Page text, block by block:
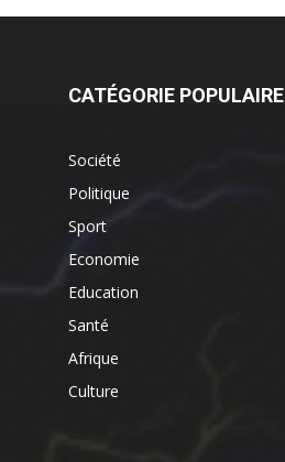
CATÉGORIE POPULAIRE
Société
Politique
Sport
Economie
Education
Santé
Afrique
Culture